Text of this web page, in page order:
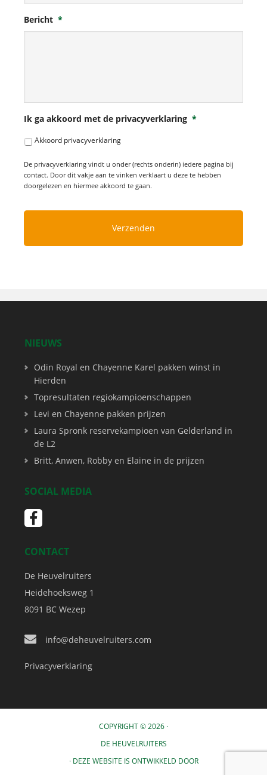
Bericht *
Ik ga akkoord met de privacyverklaring *
Akkoord privacyverklaring
De privacyverklaring vindt u onder (rechts onderin) iedere pagina bij
contact. Door dit vakje aan te vinken verklaart u deze te hebben
doorgelezen en hiermee akkoord te gaan.
NIEUWS
Odin Royal en Chayenne Karel pakken winst in
Hierden
Topresultaten regiokampioenschappen
Levi en Chayenne pakken prijzen
Laura Spronk reservekampioen van Gelderland in
de L2
Britt, Anwen, Robby en Elaine in de prijzen
SOCIAL MEDIA
CONTACT
De Heuvelruiters
Heidehoeksweg 1
8091 BC Wezep
info@deheuvelruiters.com
Privacyverklaring
COPYRIGHT © 2026 ·
DE HEUVELRUITERS
· DEZE WEBSITE IS ONTWIKKELD DOOR